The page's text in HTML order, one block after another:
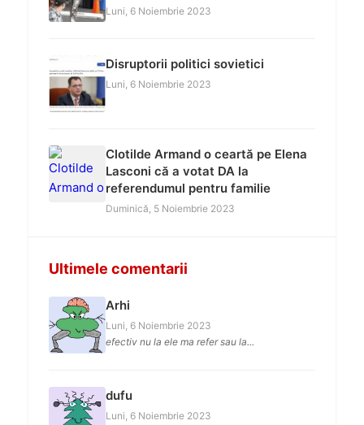
Luni, 6 Noiembrie 2023
Disruptorii politici sovietici
Luni, 6 Noiembrie 2023
Clotilde Armand o ceartă pe Elena
Lasconi că a votat DA la
referendumul pentru familie
Duminică, 5 Noiembrie 2023
Ultimele comentarii
Arhi
Luni, 6 Noiembrie 2023
efectiv nu la ele ma refer sau la...
dufu
Luni, 6 Noiembrie 2023